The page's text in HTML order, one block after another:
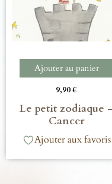
Ajouter au panier
9,90€
Le petit zodiaque
Cancer
Ajouter aux favoris